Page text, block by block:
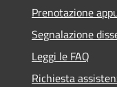
Prenotazione
Segnalazione
Leggi le FAQ
Richiesta